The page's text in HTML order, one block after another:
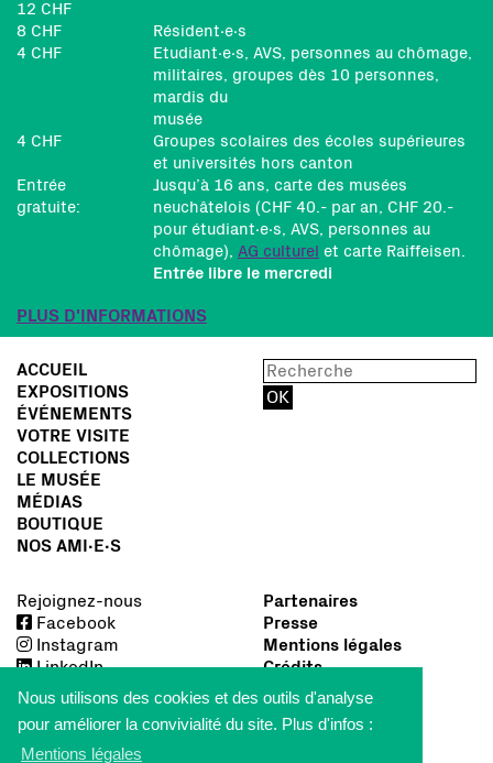
Nous utilisons des cookies et des outils d'analyse
pour améliorer la convivialité du site. Plus d'infos :
Mentions légales
12 CHF
8 CHF
Résident∙e∙s
4 CHF
Etudiant∙e∙s, AVS, personnes au chômage,
militaires, groupes dès 10 personnes,
mardis du
musée
4 CHF
Groupes scolaires des écoles supérieures
et universités hors canton
Entrée
gratuite:
Jusqu’à 16 ans, carte des musées
neuchâtelois (CHF 40.- par an, CHF 20.-
pour étudiant∙e∙s, AVS, personnes au
chômage), AG culturel et carte Raiffeisen.
Entrée libre le mercredi
PLUS D'INFORMATIONS
ACCUEIL
EXPOSITIONS
ÉVÉNEMENTS
VOTRE VISITE
COLLECTIONS
LE MUSÉE
MÉDIAS
BOUTIQUE
NOS AMI∙E∙S
Rejoignez-nous
Facebook
Instagram
LinkedIn
Partenaires
Presse
Mentions légales
Crédits